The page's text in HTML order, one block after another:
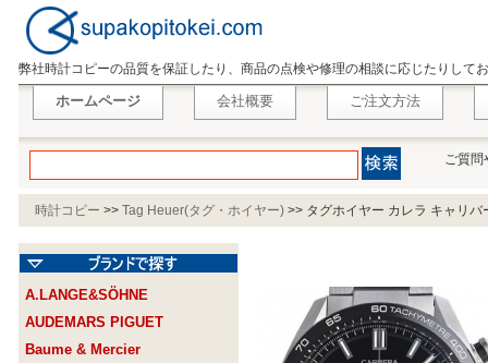
弊社時計コピーの品質を保証したり、商品の点検や修理の相談に応じたりして
ホームページ 会社概要 ご注文方法
ご質問
時計コピー >> Tag Heuer(タグ・ホイヤー) >> タグホイヤー カレラ キャリ
A.LANGE&SÖHNE
AUDEMARS PIGUET
Baume & Mercier